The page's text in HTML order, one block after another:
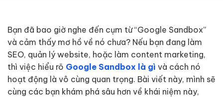
Bạn đã bao giờ nghe đến cụm từ “Google Sandbox”
và cảm thấy mơ hồ về nó chưa? Nếu bạn đang làm
SEO, quản lý website, hoặc làm content marketing,
thì việc hiểu rõ Google Sandbox là gì và cách nó
hoạt động là vô cùng quan trọng. Bài viết này, mình sẽ
cùng các bạn khám phá sâu hơn về khái niệm này,